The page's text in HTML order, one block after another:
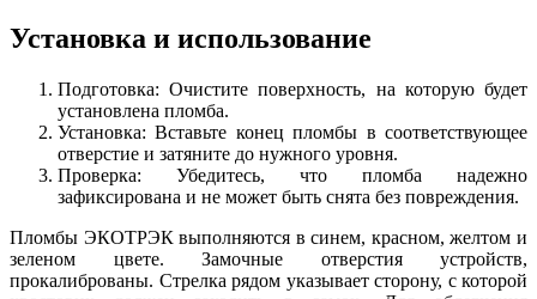
Установка и использование
Подготовка: Очистите поверхность, на которую будет
установлена пломба.
Установка: Вставьте конец пломбы в соответствующее
отверстие и затяните до нужного уровня.
Проверка: Убедитесь, что пломба надежно
зафиксирована и не может быть снята без повреждения.
Пломбы ЭКОТРЭК выполняются в синем, красном, желтом и
зеленом цвете. Замочные отверстия устройств,
прокалиброваны. Стрелка рядом указывает сторону, с которой